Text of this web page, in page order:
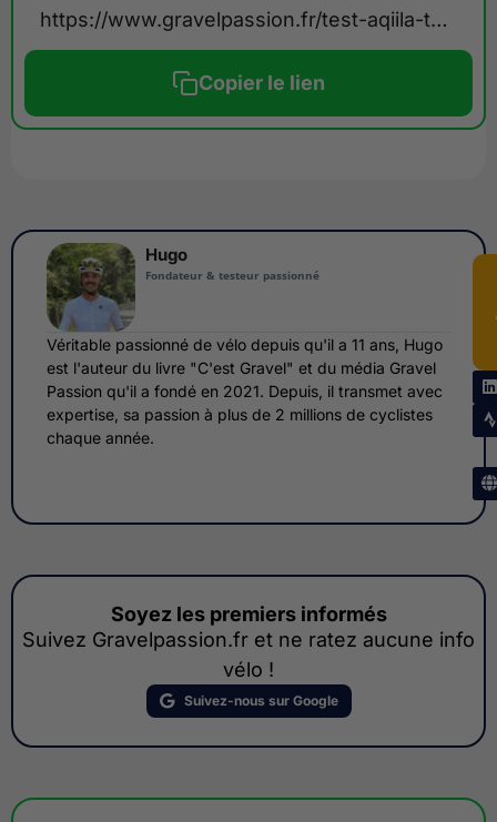
https://www.gravelpassion.fr/test-aqiila-tagbird-sonnette/
Copier le lien
Hugo
Fondateur & testeur passionné
Véritable passionné de vélo depuis qu'il a 11 ans, Hugo
est l'auteur du livre "C'est Gravel" et du média Gravel
Passion qu'il a fondé en 2021. Depuis, il transmet avec
expertise, sa passion à plus de 2 millions de cyclistes
chaque année.
Soyez les premiers informés
Suivez Gravelpassion.fr et ne ratez aucune info
vélo !
Suivez-nous sur Google